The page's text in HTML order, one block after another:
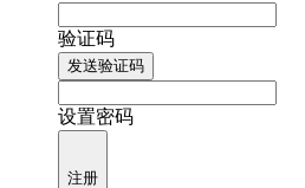
验证码
发送验证码
设置密码
注册